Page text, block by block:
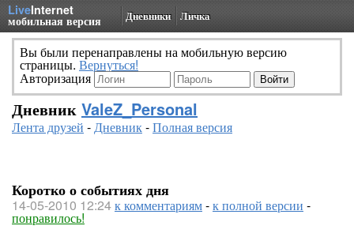
LiveInternet
мобильная версия Дневники Личка
Вы были перенаправлены на мобильную версию
страницы. Вернуться!
Авторизация
Дневник ValeZ_Personal
Лента друзей -Дневник-Полная версия
Коротко о событиях дня
14-05-2010 12:24к комментариям-к полной версии -
понравилось!